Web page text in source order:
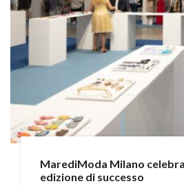
MarediModa Milano
edizione di successo